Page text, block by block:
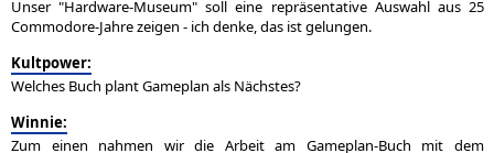
Unser "Hardware-Museum" soll eine repräsentative Auswahl aus 25
Commodore-Jahre zeigen - ich denke, das ist gelungen.
Kultpower:
Welches Buch plant Gameplan als Nächstes?
Winnie:
Zum einen nahmen wir die Arbeit am Gameplan-Buch mit dem